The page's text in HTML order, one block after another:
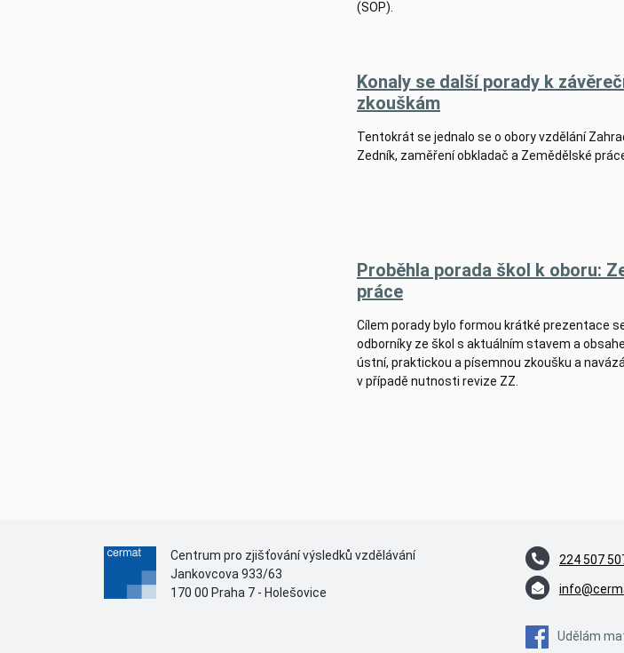
(SOP).
Konaly se další porady k
zkouškám
Tentokrát se jednalo se o obory vzdělání
Zedník, zaměření obkladač a Zemědělské
Proběhla porada škol k oboru:
práce
Cílem porady bylo formou krátké prezentace
odborníky ze škol s aktuálním stavem a
ústní, praktickou a písemnou zkoušku a
v případě nutnosti revize ZZ.
Centrum pro zjišťování výsledků vzdělávání
Jankovcova 933/63
170 00 Praha 7 - Holešovice
224 507
Udělám